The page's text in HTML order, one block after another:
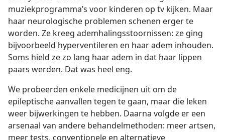
muziekprogramma’s voor kinderen op tv kijken. Maar
haar neurologische problemen schenen erger te
worden. Ze kreeg ademhalingsstoornissen: ze ging
bijvoorbeeld hyperventileren en haar adem inhouden.
Soms hield ze zo lang haar adem in dat haar lippen
paars werden. Dat was heel eng.
We probeerden enkele medicijnen uit om de
epileptische aanvallen tegen te gaan, maar die leken
weer bijwerkingen te hebben. Daarna volgde er een
arsenaal van andere behandelmethoden: meer artsen,
meer tests, conventionele en alternatieve